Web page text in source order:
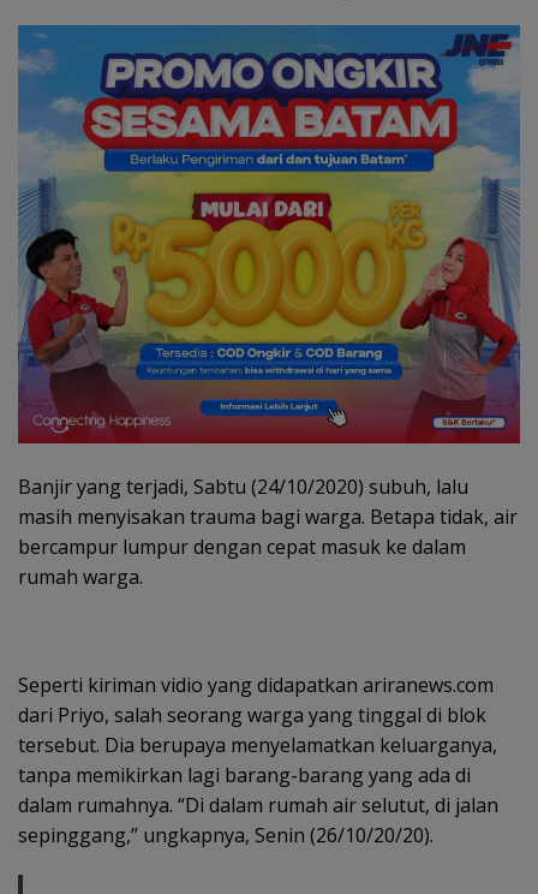
Banjir yang terjadi, Sabtu (24/10/2020) subuh, lalu
masih menyisakan trauma bagi warga. Betapa tidak, air
bercampur lumpur dengan cepat masuk ke dalam
rumah warga.
Seperti kiriman vidio yang didapatkan ariranews.com
dari Priyo, salah seorang warga yang tinggal di blok
tersebut. Dia berupaya menyelamatkan keluarganya,
tanpa memikirkan lagi barang-barang yang ada di
dalam rumahnya. “Di dalam rumah air selutut, di jalan
sepinggang,” ungkapnya, Senin (26/10/20/20).